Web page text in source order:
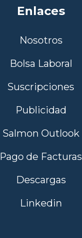
Enlaces
Nosotros
Bolsa Laboral
Suscripciones
Publicidad
Salmon Outlook
Pago de Facturas
Descargas
Linkedin